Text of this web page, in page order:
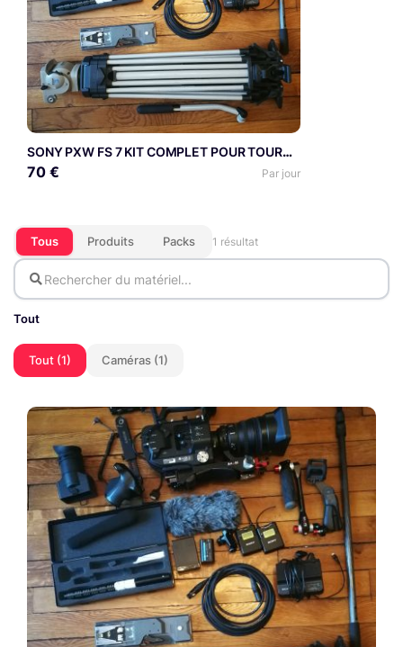
SONY PXW FS 7 KIT COMPLET POUR TOURNAGE DOCUMENTAIRE
70 € Par jour
Tous Produits Packs 1 résultat
Tout
Tout (1) Caméras (1)